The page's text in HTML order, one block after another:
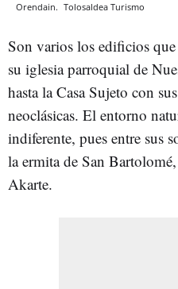
Orendain. Tolosaldea Turismo
Son varios los edificios
su iglesia parroquial de
hasta la Casa Sujeto con
neoclásicas. El entorno
indiferente, pues entre sus
la ermita de San
Akarte.